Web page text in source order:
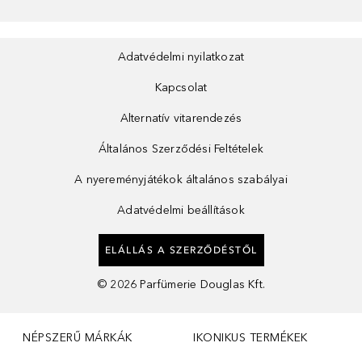
Adatvédelmi nyilatkozat
Kapcsolat
Alternatív vitarendezés
Általános Szerződési Feltételek
A nyereményjátékok általános szabályai
Adatvédelmi beállítások
ELÁLLÁS A SZERZŐDÉSTŐL
© 2026 Parfümerie Douglas Kft.
NÉPSZERŰ MÁRKÁK IKONIKUS TERMÉKEK